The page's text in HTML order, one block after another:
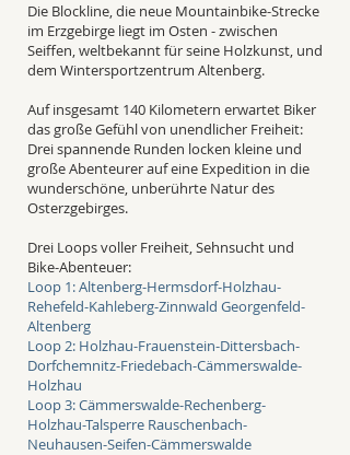
Die Blockline, die neue Mountainbike-Strecke
im Erzgebirge liegt im Osten - zwischen
Seiffen, weltbekannt für seine Holzkunst, und
dem Wintersportzentrum Altenberg.
Auf insgesamt 140 Kilometern erwartet Biker
das große Gefühl von unendlicher Freiheit:
Drei spannende Runden locken kleine und
große Abenteurer auf eine Expedition in die
wunderschöne, unberührte Natur des
Osterzgebirges.
Drei Loops voller Freiheit, Sehnsucht und
Bike-Abenteuer:
Loop 1: Altenberg-Hermsdorf-Holzhau-
Rehefeld-Kahleberg-Zinnwald Georgenfeld-
Altenberg
Loop 2: Holzhau-Frauenstein-Dittersbach-
Dorfchemnitz-Friedebach-Cämmerswalde-
Holzhau
Loop 3: Cämmerswalde-Rechenberg-
Holzhau-Talsperre Rauschenbach-
Neuhausen-Seifen-Cämmerswalde